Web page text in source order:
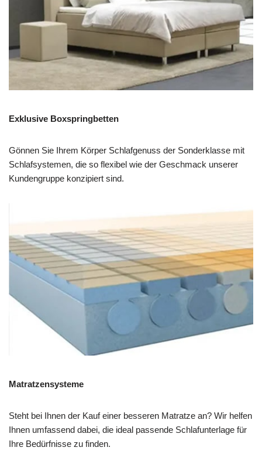
Exklusive Boxspringbetten
Gönnen Sie Ihrem Körper Schlafgenuss der Sonderklasse mit
Schlafsystemen, die so flexibel wie der Geschmack unserer
Kundengruppe konzipiert sind.
Matratzensysteme
Steht bei Ihnen der Kauf einer besseren Matratze an? Wir helfen
Ihnen umfassend dabei, die ideal passende Schlafunterlage für
Ihre Bedürfnisse zu finden.